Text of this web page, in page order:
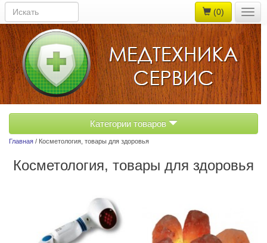
(0)
Категории товаров
Главная / Косметология, товары для здоровья
Косметология, товары для здоровья